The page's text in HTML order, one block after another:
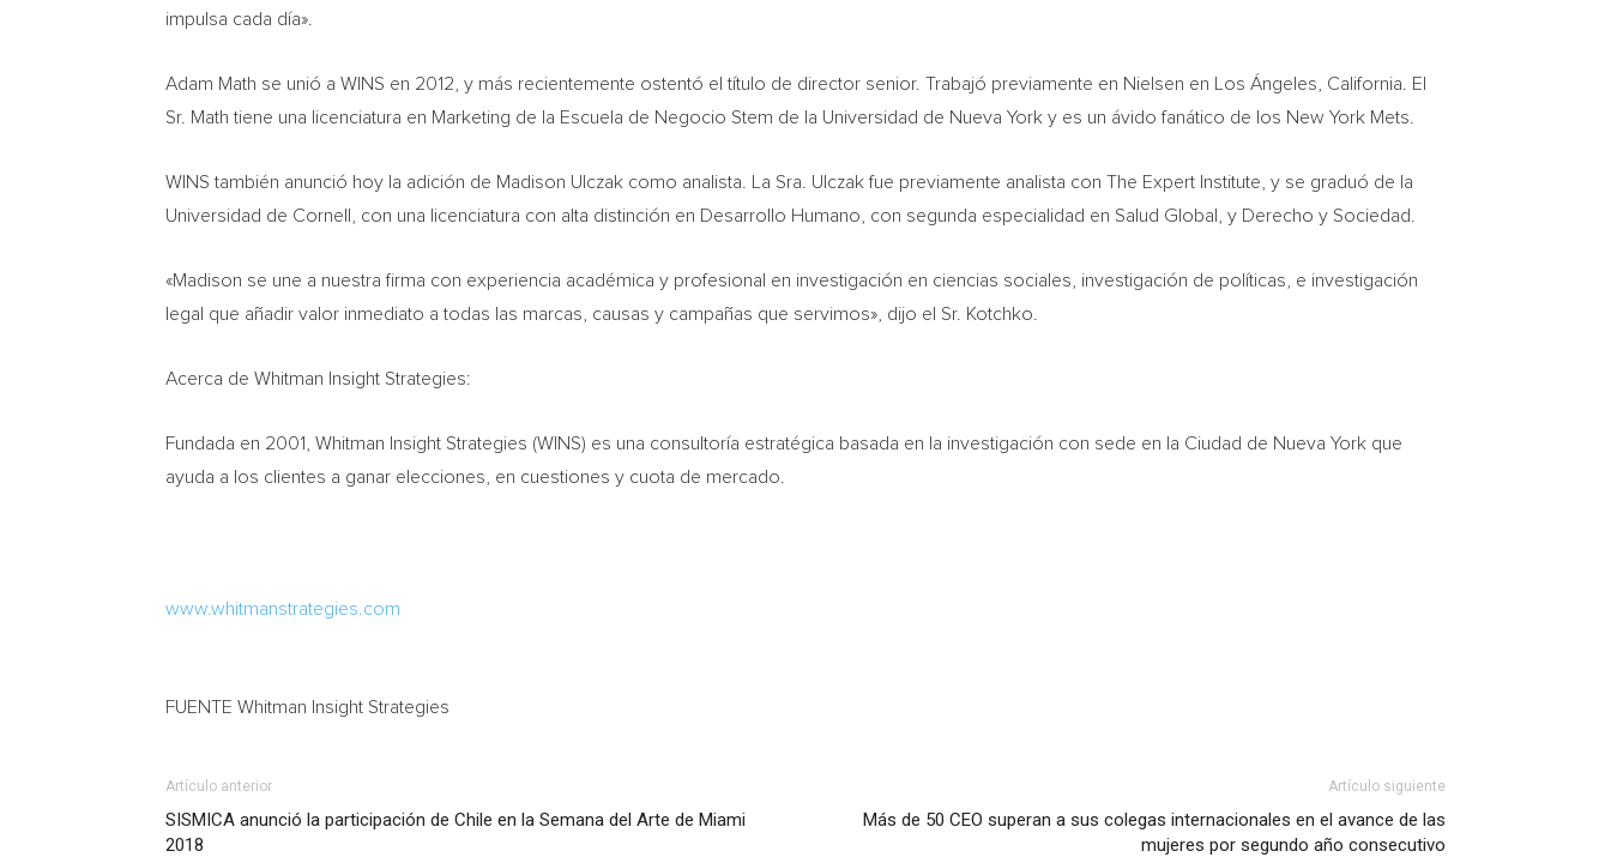
impulsa cada día».
Adam Math se unió a WINS en 2012, y más recientemente ostentó el título de director senior. Trabajó previamente en Nielsen en Los Ángeles, California . El
Sr. Math tiene una licenciatura en Marketing de la Escuela de Negocio Stem de la Universidad de Nueva York y es un ávido fanático de los New York Mets.
WINS también anunció hoy la adición de Madison Ulczak como analista. La Sra. Ulczak fue previamente analista con The Expert Institute, y se graduó de la
Universidad de Cornell , con una licenciatura con alta distinción en Desarrollo Humano, con segunda especialidad en Salud Global, y Derecho y Sociedad.
«Madison se une a nuestra firma con experiencia académica y profesional en investigación en ciencias sociales, investigación de políticas, e investigación
legal que añadir valor inmediato a todas las marcas, causas y campañas que servimos», dijo el Sr. Kotchko.
Acerca de Whitman Insight Strategies:
Fundada en 2001, Whitman Insight Strategies (WINS) es una consultoría estratégica basada en la investigación con sede en la Ciudad de Nueva York que
ayuda a los clientes a ganar elecciones, en cuestiones y cuota de mercado.
www.whitmanstrategies.com
FUENTE Whitman Insight Strategies
Artículo anterior
SISMICA anunció la participación de Chile en la Semana del Arte de Miami
2018
Artículo siguiente
Más de 50 CEO superan a sus colegas internacionales en el avance de las
mujeres por segundo año consecutivo